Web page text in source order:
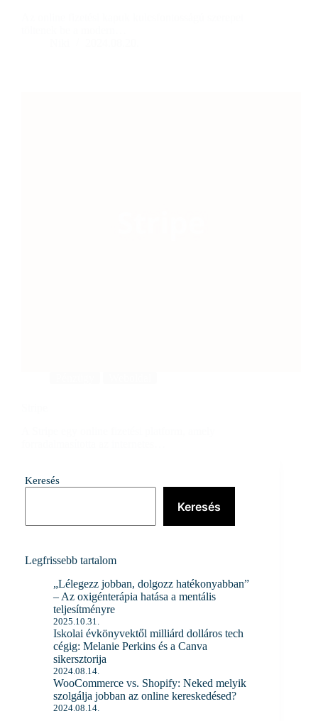
Keresés
Keresés
Legfrissebb tartalom
„Lélegezz jobban, dolgozz hatékonyabban”
– Az oxigénterápia hatása a mentális
teljesítményre
2025.10.31.
Iskolai évkönyvektől milliárd dolláros tech
cégig: Melanie Perkins és a Canva
sikersztorija
2024.08.14.
WooCommerce vs. Shopify: Neked melyik
szolgálja jobban az online kereskedésed?
2024.08.14.